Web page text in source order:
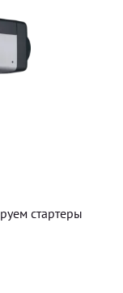
стартеры